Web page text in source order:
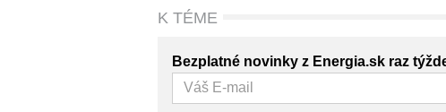
K TÉME
Bezplatné novinky z Energia.sk raz